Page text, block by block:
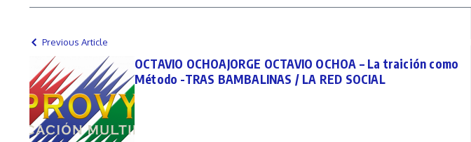
Previous Article
OCTAVIO OCHOAJORGE OCTAVIO OCHOA – La traición como
Método -TRAS BAMBALINAS / LA RED SOCIAL